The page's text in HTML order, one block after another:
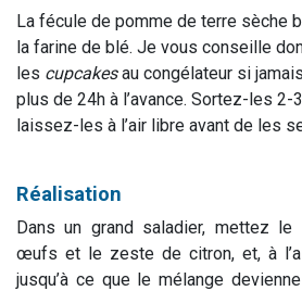
La fécule de pomme de terre sèche
la farine de blé. Je vous conseille
les cupcakesau congélateur si
plus de 24h à l’avance. Sortez-les 2-
laissez-les à l’air libre avant de les
Réalisation
Dans un grand saladier, mettez
œufs et le zeste de citron, et, à
jusqu’à ce que le mélange